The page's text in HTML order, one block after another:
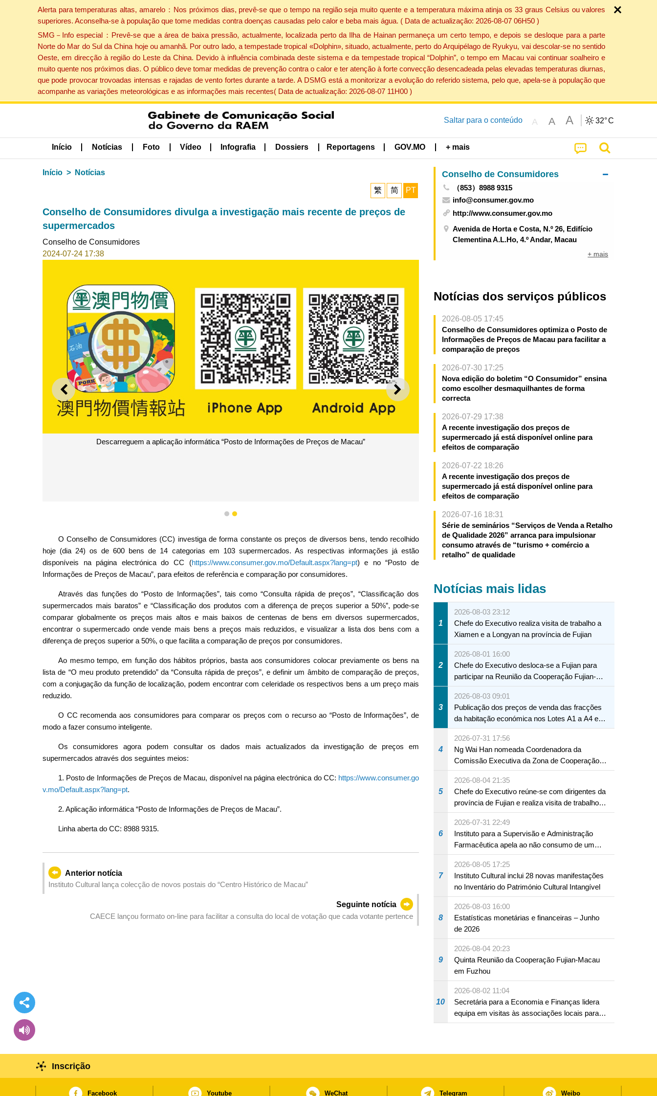
Alerta para temperaturas altas, amarelo：Nos próximos dias, prevê-se que o tempo na região seja muito quente e a temperatura máxima atinja os 33 graus Celsius ou valores
superiores. Aconselha-se à população que tome medidas contra doenças causadas pelo calor e beba mais água. ( Data de actualização: 2026-08-07 06H50 )
SMG－Info especial：Prevê-se que a área de baixa pressão, actualmente, localizada perto da Ilha de Hainan permaneça um certo tempo, e depois se desloque para a parte
Norte do Mar do Sul da China hoje ou amanhã. Por outro lado, a tempestade tropical «Dolphin», situado, actualmente, perto do Arquipélago de Ryukyu, vai descolar-se no sentido
Oeste, em direcção à região do Leste da China. Devido à influência combinada deste sistema e da tempestade tropical “Dolphin”, o tempo em Macau vai continuar soalheiro e
muito quente nos próximos dias. O público deve tomar medidas de prevenção contra o calor e ter atenção à forte convecção desencadeada pelas elevadas temperaturas diurnas,
que pode provocar trovoadas intensas e rajadas de vento fortes durante a tarde. A DSMG está a monitorizar a evolução do referido sistema, pelo que, apela-se à população que
acompanhe as variações meteorológicas e as informações mais recentes( Data de actualização: 2026-08-07 11H00 )
Saltar para o conteúdo A A A 32°C
Início Notícias Foto Vídeo Infografia Dossiers Reportagens GOV.MO + mais
Início Notícias
繁 简 PT
Conselho de Consumidores divulga a investigação mais recente de preços de
supermercados
Conselho de Consumidores
2024-07-24 17:38
ANTERIOR SEGUINTE
Descarreguem a aplicação informática “Posto de Informações de Preços de Macau”
1 2
O Conselho de Consumidores (CC) investiga de forma constante os preços de diversos bens, tendo recolhido
hoje (dia 24) os de 600 bens de 14 categorias em 103 supermercados. As respectivas informações já estão
disponíveis na página electrónica do CC (https://www.consumer.gov.mo/Default.aspx?lang=pt) e no “Posto de
Informações de Preços de Macau”, para efeitos de referência e comparação por consumidores.
Através das funções do “Posto de Informações”, tais como “Consulta rápida de preços”, “Classificação dos
supermercados mais baratos” e “Classificação dos produtos com a diferença de preços superior a 50%”, pode-se
comparar globalmente os preços mais altos e mais baixos de centenas de bens em diversos supermercados,
encontrar o supermercado onde vende mais bens a preços mais reduzidos, e visualizar a lista dos bens com a
diferença de preços superior a 50%, o que facilita a comparação de preços por consumidores.
Ao mesmo tempo, em função dos hábitos próprios, basta aos consumidores colocar previamente os bens na
lista de “O meu produto pretendido” da “Consulta rápida de preços”, e definir um âmbito de comparação de preços,
com a conjugação da função de localização, podem encontrar com celeridade os respectivos bens a um preço mais
reduzido.
O CC recomenda aos consumidores para comparar os preços com o recurso ao “Posto de Informações”, de
modo a fazer consumo inteligente.
Os consumidores agora podem consultar os dados mais actualizados da investigação de preços em
supermercados através dos seguintes meios:
1. Posto de Informações de Preços de Macau, disponível na página electrónica do CC: https://www.consumer.go
v.mo/Default.aspx?lang=pt.
2. Aplicação informática “Posto de Informações de Preços de Macau”.
Linha aberta do CC: 8988 9315.
Anterior notícia
Instituto Cultural lança colecção de novos postais do “Centro Histórico de Macau”
Seguinte notícia
CAECE lançou formato on-line para facilitar a consulta do local de votação que cada votante pertence
Conselho de Consumidores
（853）8988 9315
info@consumer.gov.mo
http://www.consumer.gov.mo
Avenida de Horta e Costa, N.º 26, Edifício
Clementina A.L.Ho, 4.º Andar, Macau
+ mais
Notícias dos serviços públicos
2026-08-05 17:45
Conselho de Consumidores optimiza o Posto de
Informações de Preços de Macau para facilitar a
comparação de preços
2026-07-30 17:25
Nova edição do boletim “O Consumidor” ensina
como escolher desmaquilhantes de forma
correcta
2026-07-29 17:38
A recente investigação dos preços de
supermercado já está disponível online para
efeitos de comparação
2026-07-22 18:26
A recente investigação dos preços de
supermercado já está disponível online para
efeitos de comparação
2026-07-16 18:31
Série de seminários “Serviços de Venda a Retalho
de Qualidade 2026” arranca para impulsionar
consumo através de “turismo + comércio a
retalho” de qualidade
Notícias mais lidas
1
2026-08-03 23:12
Chefe do Executivo realiza visita de trabalho a
Xiamen e a Longyan na província de Fujian
2
2026-08-01 16:00
Chefe do Executivo desloca-se a Fujian para
participar na Reunião da Cooperação Fujian-
Macau
3
2026-08-03 09:01
Publicação dos preços de venda das fracções
da habitação económica nos Lotes A1 a A4 e
A12 da Zona A dos Novos Aterros
4
2026-07-31 17:56
Ng Wai Han nomeada Coordenadora da
Comissão Executiva da Zona de Cooperação
Aprofundada entre Guangdong e Macau em
Hengqin
5
2026-08-04 21:35
Chefe do Executivo reúne-se com dirigentes da
província de Fujian e realiza visita de trabalho
em Fuzhou
6
2026-07-31 22:49
Instituto para a Supervisão e Administração
Farmacêutica apela ao não consumo de um
produto com substâncias medicamentosas
ocidentais
7
2026-08-05 17:25
Instituto Cultural inclui 28 novas manifestações
no Inventário do Património Cultural Intangível
8
2026-08-03 16:00
Estatísticas monetárias e financeiras – Junho
de 2026
9
2026-08-04 20:23
Quinta Reunião da Cooperação Fujian-Macau
em Fuzhou
10
2026-08-02 11:04
Secretária para a Economia e Finanças lidera
equipa em visitas às associações locais para
consolidar consensos e promover os trabalhos
Inscrição
Facebook Youtube WeChat Telegram Weibo